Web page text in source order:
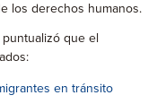
los derechos humanos.
que el
en tránsito